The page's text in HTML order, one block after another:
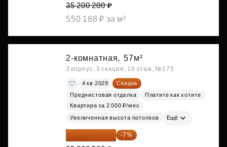
35 200 200 ₽
550 188 ₽ за м²
2-комнатная, 57м²
3 корпус, 3 секция, 16 этаж, №175
4 кв 2029
Скидка
Предчистовая отделка
Платите как хотите
Квартира за 2 000 ₽/мес
Увеличенная высота потолков Ещё
32 892 705 ₽ -7%